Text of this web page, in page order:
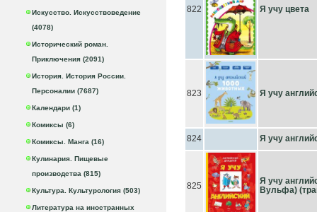
Искусство. Искусствоведение
(4078)
Исторический роман.
Приключения (2091)
История. История России.
Персоналии (7687)
Календари (1)
Комиксы (6)
Комиксы. Манга (16)
Кулинария. Пищевые
производства (815)
Культура. Культурология (503)
Литература на иностранных
822 Я учу цвета
823 Я учу
824 Я учу
825
Я учу
Вульфа)